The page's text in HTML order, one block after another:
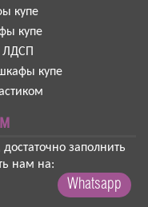
купе
купе
ЛДСП
купе
заполнить
нам на:
Whatsapp